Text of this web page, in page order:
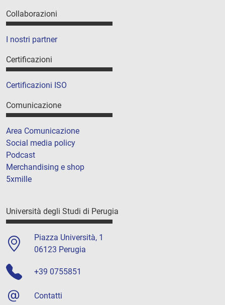
Collaborazioni
I nostri partner
Certificazioni
Certificazioni ISO
Comunicazione
Area Comunicazione
Social media policy
Podcast
Merchandising e shop
5xmille
Università degli Studi di Perugia
Piazza Università, 1
06123 Perugia
+39 0755851
Contatti